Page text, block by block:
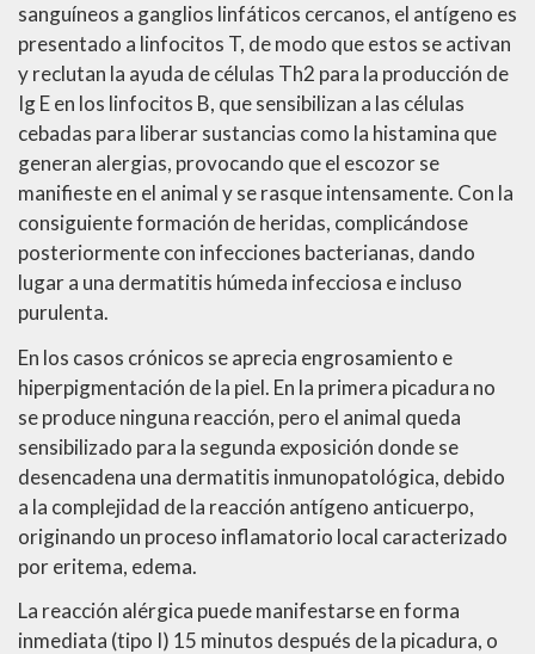
sanguíneos a ganglios linfáticos cercanos, el antígeno es
presentado a linfocitos T, de modo que estos se activan
y reclutan la ayuda de células Th2 para la producción de
Ig E en los linfocitos B, que sensibilizan a las células
cebadas para liberar sustancias como la histamina que
generan alergias, provocando que el escozor se
manifieste en el animal y se rasque intensamente. Con la
consiguiente formación de heridas, complicándose
posteriormente con infecciones bacterianas, dando
lugar a una dermatitis húmeda infecciosa e incluso
purulenta.
En los casos crónicos se aprecia engrosamiento e
hiperpigmentación de la piel. En la primera picadura no
se produce ninguna reacción, pero el animal queda
sensibilizado para la segunda exposición donde se
desencadena una dermatitis inmunopatológica, debido
a la complejidad de la reacción antígeno anticuerpo,
originando un proceso inflamatorio local caracterizado
por eritema, edema.
La reacción alérgica puede manifestarse en forma
inmediata (tipo I) 15 minutos después de la picadura, o